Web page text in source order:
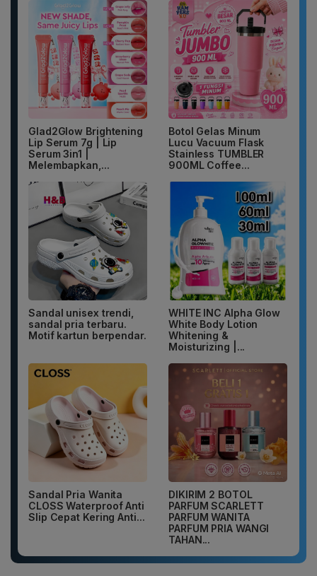
Glad2Glow Brightening
Lip Serum 7g | Lip
Serum 3in1 |
Melembapkan,...
Botol Gelas Minum
Lucu Vacuum Flask
Stainless TUMBLER
900ML Coffee...
Sandal unisex trendi,
sandal pria terbaru.
Motif kartun berpendar.
WHITE INC Alpha Glow
White Body Lotion
Whitening &
Moisturizing |...
Sandal Pria Wanita
CLOSS Waterproof Anti
Slip Cepat Kering Anti...
DIKIRIM 2 BOTOL
PARFUM SCARLETT
PARFUM WANITA
PARFUM PRIA WANGI
TAHAN...